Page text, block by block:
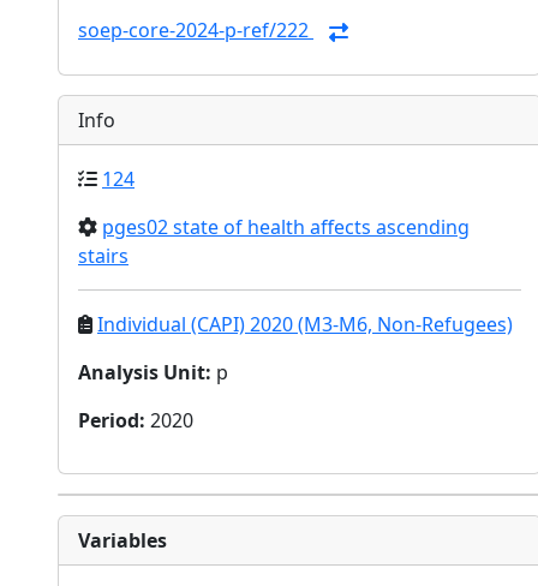
soep-core-2024-p-ref/222
Info
124
pges02 state of health affects ascending
stairs
Individual (CAPI) 2020 (M3-M6, Non-Refugees)
Analysis Unit: p
Period: 2020
Variables